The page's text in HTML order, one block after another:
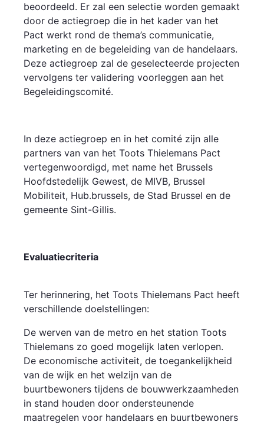
beoordeeld. Er zal een selectie worden gemaakt
door de actiegroep die in het kader van het
Pact werkt rond de thema’s communicatie,
marketing en de begeleiding van de handelaars.
Deze actiegroep zal de geselecteerde projecten
vervolgens ter validering voorleggen aan het
Begeleidingscomité.
In deze actiegroep en in het comité zijn alle
partners van van het Toots Thielemans Pact
vertegenwoordigd, met name het Brussels
Hoofdstedelijk Gewest, de MIVB, Brussel
Mobiliteit, Hub.brussels, de Stad Brussel en de
gemeente Sint-Gillis.
Evaluatiecriteria
Ter herinnering, het Toots Thielemans Pact heeft
verschillende doelstellingen:
De werven van de metro en het station Toots
Thielemans zo goed mogelijk laten verlopen.
De economische activiteit, de toegankelijkheid
van de wijk en het welzijn van de
buurtbewoners tijdens de bouwwerkzaamheden
in stand houden door ondersteunende
maatregelen voor handelaars en buurtbewoners